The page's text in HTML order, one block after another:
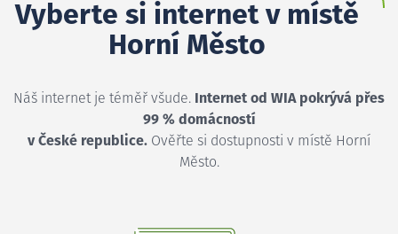
Vyberte si internet v místě
Horní Město
Náš internet je téměř všude. Internet od WIA pokrývá přes
99 % domácností
v České republice. Ověřte si dostupnosti v místě Horní
Město.